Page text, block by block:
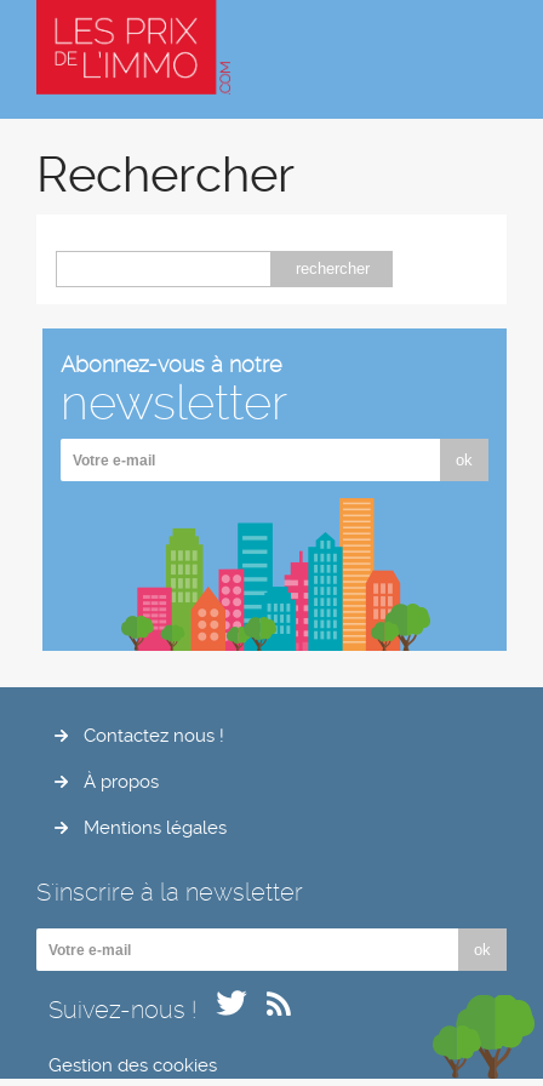
Rechercher
rechercher
Abonnez-vous à notre
newsletter
ok
Contactez nous !
À propos
Mentions légales
S'inscrire à la newsletter
ok
Suivez-nous !
Gestion des cookies